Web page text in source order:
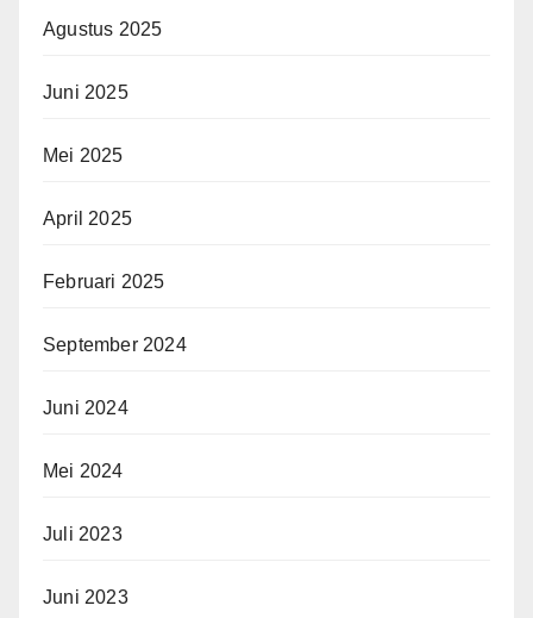
Agustus 2025
Juni 2025
Mei 2025
April 2025
Februari 2025
September 2024
Juni 2024
Mei 2024
Juli 2023
Juni 2023